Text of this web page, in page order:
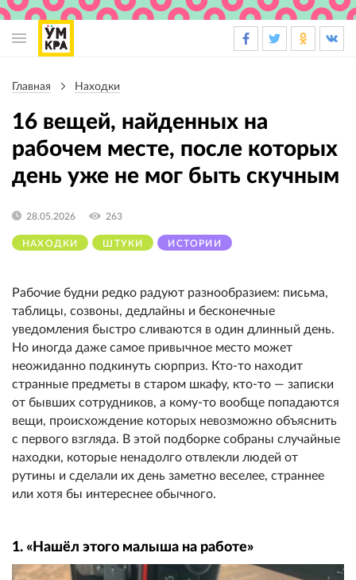
навигации
Главная Находки
16 вещей, найденных на
рабочем месте, после которых
день уже не мог быть скучным
НАХОДКИ ШТУКИ ИСТОРИИ
28.05.2026 263
Рабочие будни редко радуют разнообразием: письма,
таблицы, созвоны, дедлайны и бесконечные
уведомления быстро сливаются в один длинный день.
Но иногда даже самое привычное место может
неожиданно подкинуть сюрприз. Кто-то находит
странные предметы в старом шкафу, кто-то — записки
от бывших сотрудников, а кому-то вообще попадаются
вещи, происхождение которых невозможно объяснить
с первого взгляда. В этой подборке собраны случайные
находки, которые ненадолго отвлекли людей от
рутины и сделали их день заметно веселее, страннее
или хотя бы интереснее обычного.
1. «Нашёл этого малыша на работе»